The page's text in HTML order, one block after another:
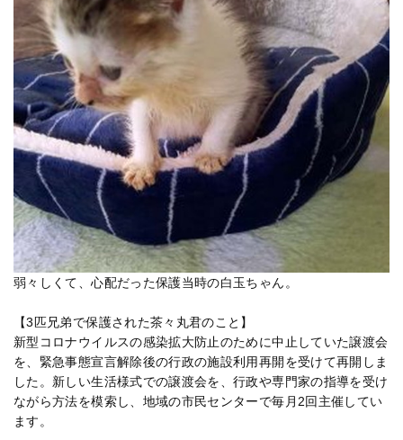
弱々しくて、心配だった保護当時の白玉ちゃん。
【3匹兄弟で保護された茶々丸君のこと】
新型コロナウイルスの感染拡大防止のために中止していた譲渡会
を、緊急事態宣言解除後の行政の施設利用再開を受けて再開しま
した。新しい生活様式での譲渡会を、行政や専門家の指導を受け
ながら方法を模索し、地域の市民センターで毎月2回主催してい
ます。